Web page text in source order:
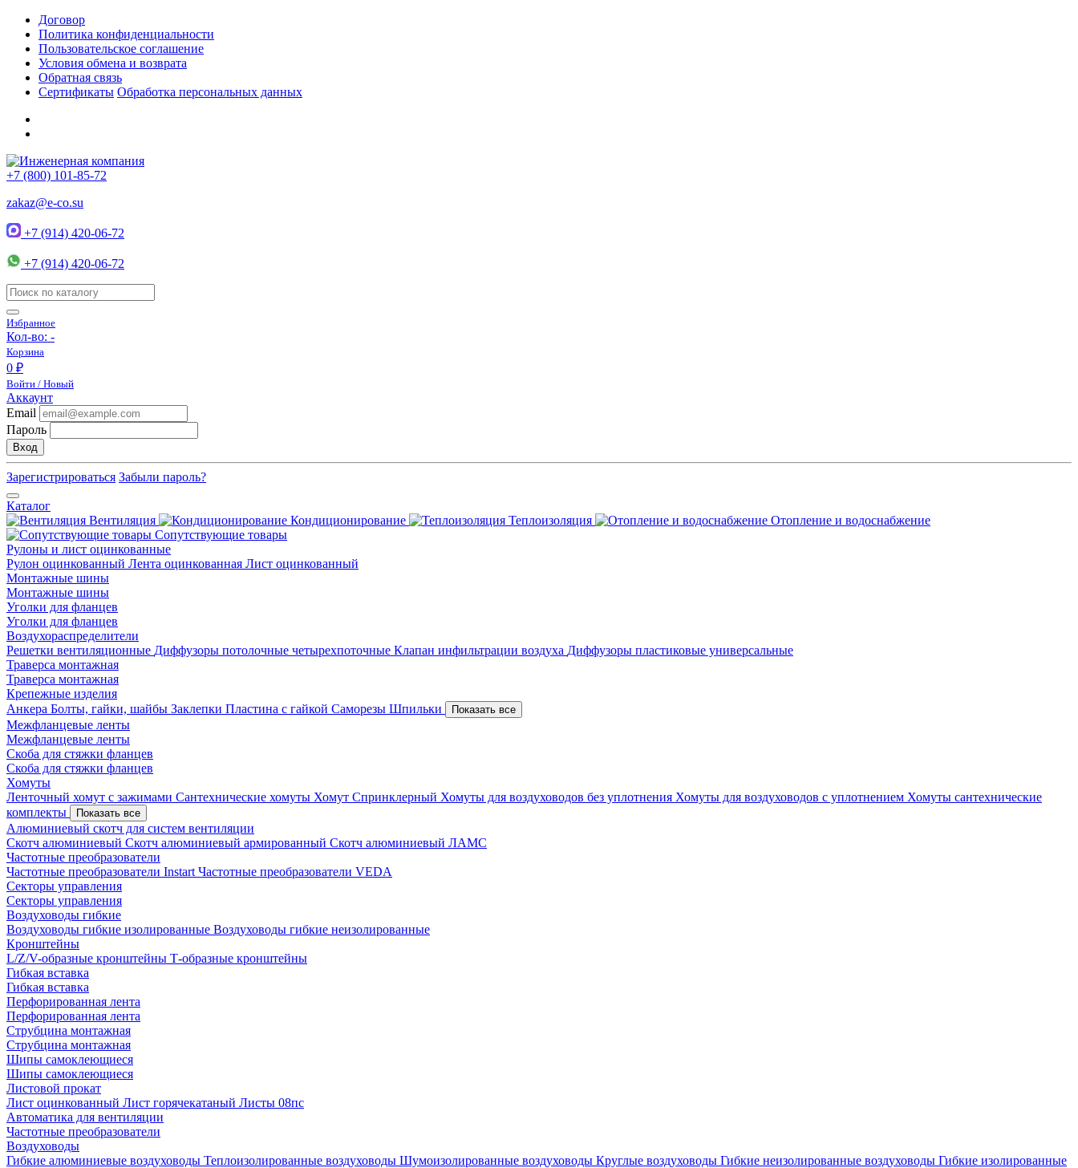
Договор
Политика конфиденциальности
Пользовательское соглашение
Условия обмена и возврата
Обратная связь
Сертификаты Обработка персональных данных
+7 (800) 101-85-72
zakaz@e-co.su
+7 (914) 420-06-72
+7 (914) 420-06-72
Избранное
Кол-во: -
Корзина
0 ₽
Войти / Новый
Аккаунт
Email
Пароль
Вход
Зарегистрироваться Забыли пароль?
Каталог
Вентиляция
Кондиционирование Теплоизоляция
Отопление и водоснабжение
Сопутствующие товары
Рулоны и лист оцинкованные
Рулон оцинкованный Лента оцинкованная Лист оцинкованный
Монтажные шины
Монтажные шины
Уголки для фланцев
Уголки для фланцев
Воздухораспределители
Решетки вентиляционные Диффузоры потолочные четырехпоточные Клапан инфильтрации воздуха Диффузоры пластиковые универсальные
Траверса монтажная
Траверса монтажная
Крепежные изделия
Анкера Болты, гайки, шайбы Заклепки Пластина с гайкой Саморезы Шпильки Показать все
Межфланцевые ленты
Межфланцевые ленты
Скоба для стяжки фланцев
Скоба для стяжки фланцев
Хомуты
Ленточный хомут с зажимами Сантехнические хомуты Хомут Спринклерный Хомуты для воздуховодов без уплотнения Хомуты для воздуховодов с уплотнением Хомуты сантехнические
комплекты
Показать все
Алюминиевый скотч для систем вентиляции
Скотч алюминиевый Скотч алюминиевый армированный Скотч алюминиевый ЛАМС
Частотные преобразователи
Частотные преобразователи Instart Частотные преобразователи VEDA
Секторы управления
Секторы управления
Воздуховоды гибкие
Воздуховоды гибкие изолированные Воздуховоды гибкие неизолированные
Кронштейны
L/Z/V-образные кронштейны Т-образные кронштейны
Гибкая вставка
Гибкая вставка
Перфорированная лента
Перфорированная лента
Струбцина монтажная
Струбцина монтажная
Шипы самоклеющиеся
Шипы самоклеющиеся
Листовой прокат
Лист оцинкованный Лист горячекатаный Листы 08пс
Автоматика для вентиляции
Частотные преобразователи
Воздуховоды
Гибкие алюминиевые воздуховоды Теплоизолированные воздуховоды Шумоизолированные воздуховоды Круглые воздуховоды Гибкие неизолированные воздуховоды Гибкие изолированные